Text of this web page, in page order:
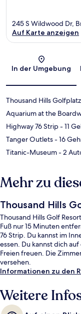
245 S Wildwood Dr,
Auf Karte anzeigen
In der Umgebung
Thousand Hills Golfplatz
Aquarium at the
Highway 76 Strip- 11
Tanger Outlets- 16
Titanic-Museum- 2
Mehr zu
Thousand Hills
Thousand Hills Golf
Fuß nur 15 Minuten
76 Strip. Du kannst im
essen. Du kannst dich
Freien freuen. Die
versehen.
Informationen zu den
Weitere